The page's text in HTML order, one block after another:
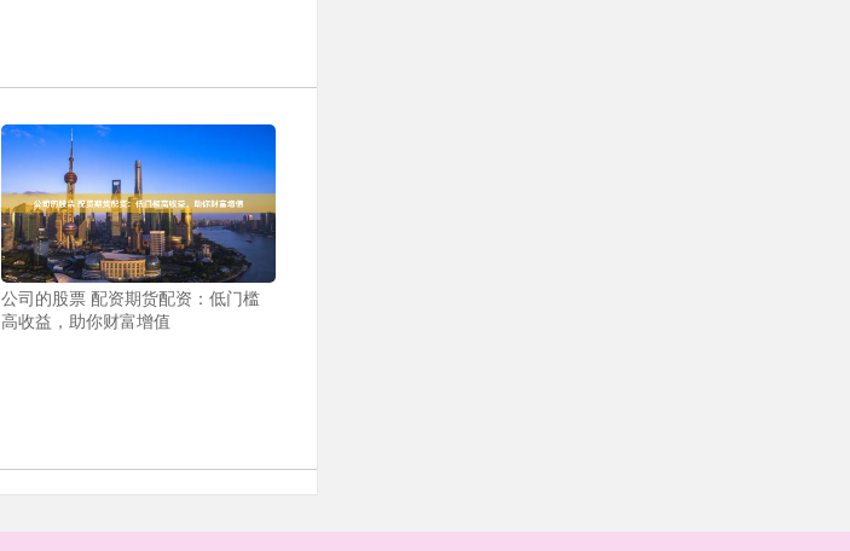
公司的股票 配资期货配资：低门槛
高收益，助你财富增值